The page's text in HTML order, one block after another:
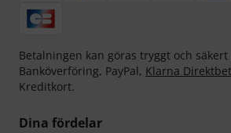
Betalningen kan göras tryggt och säkert
Banköverföring, PayPal, Klarna
Kreditkort.
Dina fördelar